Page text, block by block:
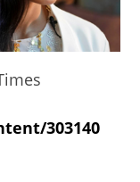
303140